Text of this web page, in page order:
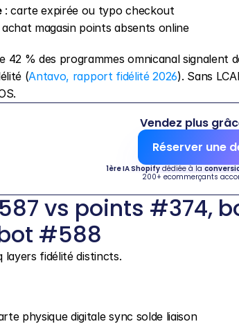
: carte expirée ou typo checkout
magasin points absents online
42 % des programmes omnicanal signalent
(Antavo, rapport fidélité 2026). Sans
Vendez plus
Réserver une
1ère IA Shopify dédiée à la
200+ ecommerçants
vs points #374,
#588
layers fidélité distincts.
physique digitale sync solde liaison